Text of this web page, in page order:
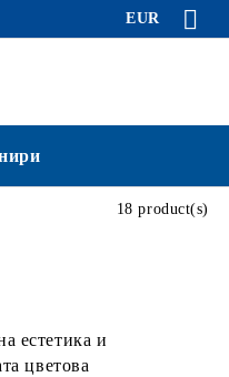
EUR
естетика и
цветова
18 product(s)